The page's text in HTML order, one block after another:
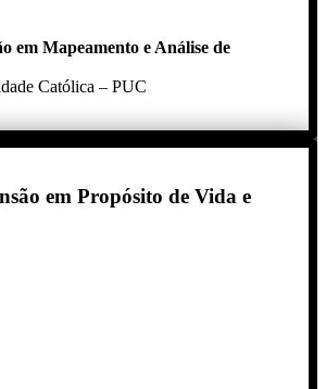
em Mapeamento e Análise de
Católica – PUC
em Propósito de Vida e